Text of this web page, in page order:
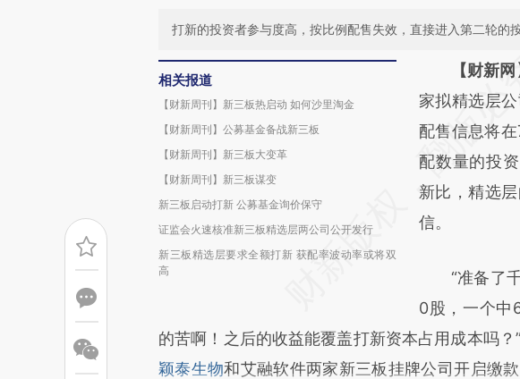
打新的投资者参与度高，按比例配售失效，直接进入第二轮的
相关报道
【财新周刊】新三板热启动 如何沙里淘金
【财新周刊】公募基金备战新三板
【财新周刊】新三板大变革
【财新周刊】新三板谋变
新三板启动打新 公募基金询价保守
证监会火速核准新三板精选层两公司公开发行
新三板精选层要求全额打新 获配率波动率或将双
高
请务必在总
AI基
[https://
(https://
成，可能与
新观点和立
【财新
家拟精选层
配售信息将
配数量的投
新比，精选
信。
“准备了千
0股，一个中
的苦啊！之后的收益能覆盖打新资本占用成本吗？
颖泰生物和艾融软件两家新三板挂牌公司开启缴